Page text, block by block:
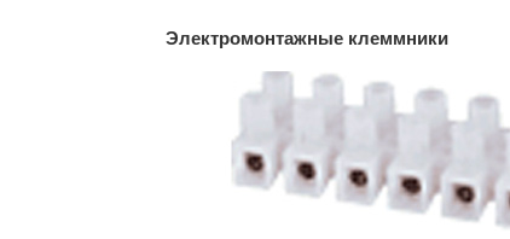
Электромонтажные клеммники